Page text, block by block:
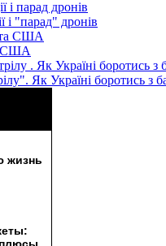
і "парад" дронів
США
Як Україні боротись з